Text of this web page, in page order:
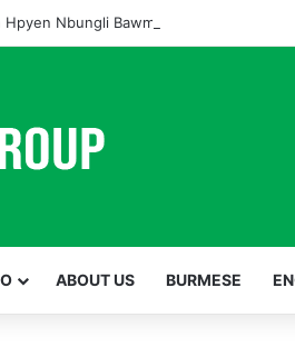
Nbungli Bawm Laja Lana Wa
ABOUT US BURMESE